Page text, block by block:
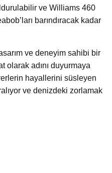
ve Williams 460
barındıracak kadar
ve deneyim sahibi bir
olarak adını duyurmaya
hayallerini süsleyen
ve denizdeki zorlamak